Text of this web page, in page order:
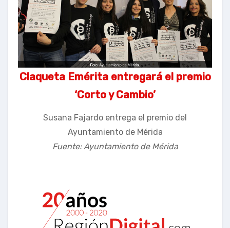
Claqueta Emérita entregará el premio
‘Corto y Cambio’
Susana Fajardo entrega el premio del
Ayuntamiento de Mérida
Fuente: Ayuntamiento de Mérida